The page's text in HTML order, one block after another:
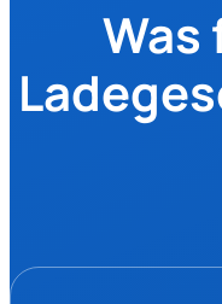
Was